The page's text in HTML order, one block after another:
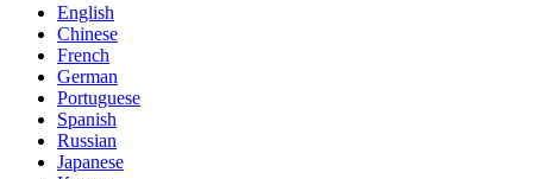
English
Chinese
French
German
Portuguese
Spanish
Russian
Japanese